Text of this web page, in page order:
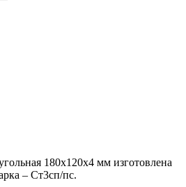
180х120х4 мм изготовлена
– Ст3сп/пс.